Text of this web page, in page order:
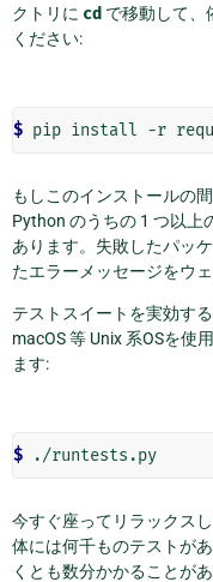
クトリに cd で移動して、
ください:
$
もしこのインストールの
Python のうちの 1 つ以上
あります。失敗したパッ
たエラーメッセージをウ
テストスイートを実効す
macOS 等 Unix 系OSを使
ます:
$
今すぐ座ってリラックス
体には何千ものテストが
くとも数分かかることがあ